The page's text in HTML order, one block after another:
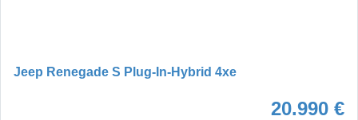
Jeep Renegade S Plug-In-Hybrid 4xe
20.990 €